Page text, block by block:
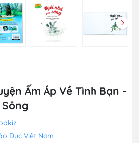
Ấm Áp Về Tình Bạn -
Dục Việt Nam